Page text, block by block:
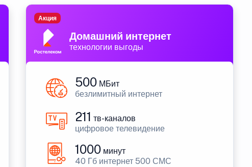
Домашний интернет
технологии выгоды
Акция
500 МБит
безлимитный интернет
211 тв-каналов
цифровое телевидение
1000 минут
40 Гб интернет 500 СМС